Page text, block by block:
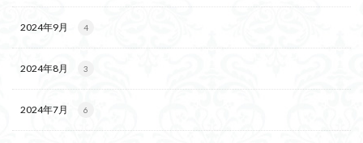
2024年9月 4
2024年8月 3
2024年7月 6